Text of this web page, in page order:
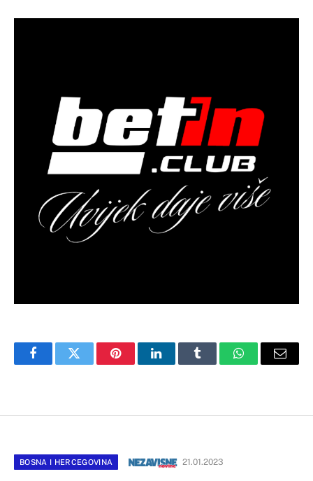
FacebookTwitter PinterestLinkedInTumblr WhatsAppEmail
BOSNA I HERCEGOVINA 21.01.2023